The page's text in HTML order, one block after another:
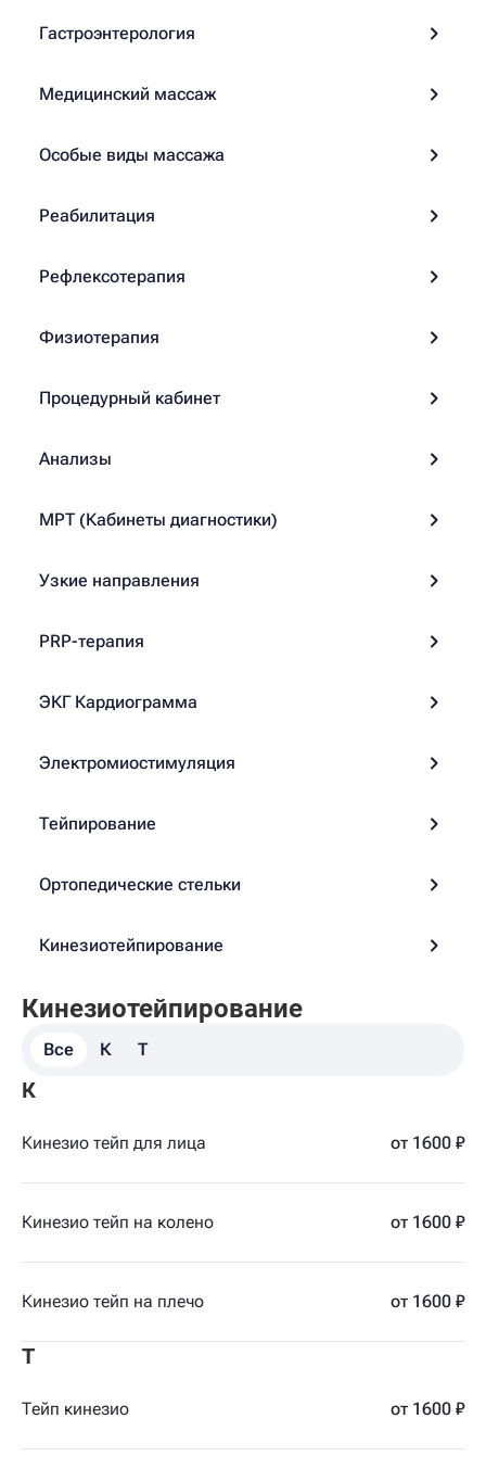
Гастроэнтерология
Медицинский массаж
Особые виды массажа
Реабилитация
Рефлексотерапия
Физиотерапия
Процедурный кабинет
Анализы
МРТ (Кабинеты диагностики)
Узкие направления
PRP-терапия
ЭКГ Кардиограмма
Электромиостимуляция
Тейпирование
Ортопедические стельки
Кинезиотейпирование
Кинезиотейпирование
Все К Т
К
Кинезио тейп для лица от 1600 ₽
Кинезио тейп на колено от 1600 ₽
Кинезио тейп на плечо от 1600 ₽
Т
Тейп кинезио от 1600 ₽